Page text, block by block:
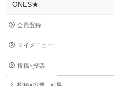
ONES★
会員登録
マイメニュー
投稿×投票